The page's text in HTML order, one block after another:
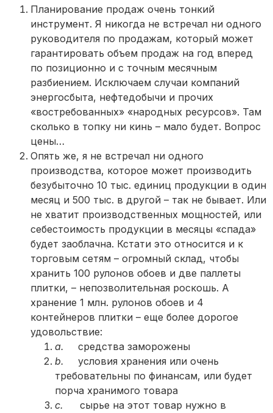
Планирование продаж очень тонкий
инструмент. Я никогда не встречал ни одного
руководителя по продажам, который может
гарантировать объем продаж на год вперед
по позиционно и с точным месячным
разбиением. Исключаем случаи компаний
энергосбыта, нефтедобычи и прочих
«востребованных» «народных ресурсов». Там
сколько в топку ни кинь – мало будет. Вопрос
цены…
Опять же, я не встречал ни одного
производства, которое может производить
безубыточно 10 тыс. единиц продукции в один
месяц и 500 тыс. в другой – так не бывает. Или
не хватит производственных мощностей, или
себестоимость продукции в месяцы «спада»
будет заоблачна. Кстати это относится и к
торговым сетям – огромный склад, чтобы
хранить 100 рулонов обоев и две паллеты
плитки, – непозволительная роскошь. А
хранение 1 млн. рулонов обоев и 4
контейнеров плитки – еще более дорогое
удовольствие:
a. средства заморожены
b. условия хранения или очень
требовательны по финансам, или будет
порча хранимого товара
c. сырье на этот товар нужно в